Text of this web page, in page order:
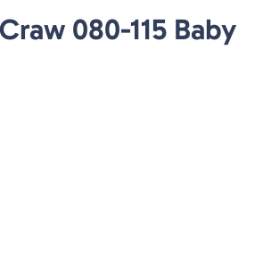
080-115 Baby